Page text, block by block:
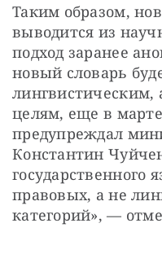
Таким образом,
выводится из
подход заранее
новый словарь
лингвистическим,
целям, еще в
предупреждал
Константин
государственного
правовых, а не
категорий», —